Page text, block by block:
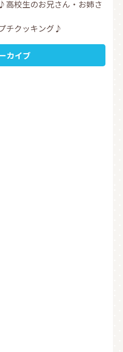
高校生のお兄さん・お姉さ
チクッキング♪
カイブ